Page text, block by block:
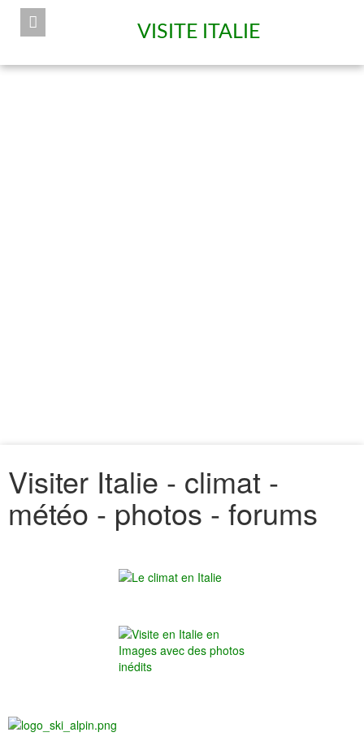
VISITE ITALIE
Visiter Italie - climat -
météo - photos - forums